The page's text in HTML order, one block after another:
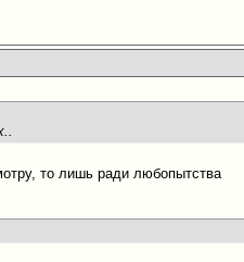
то лишь ради любопытства